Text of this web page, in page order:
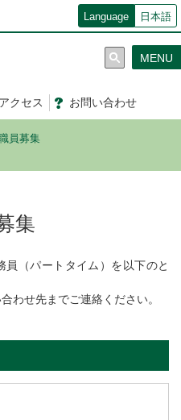
Language 日本語
アクセス お問い合わせ
MENU
員募集
集
（パートタイム）を以下のと
わせ先までご連絡ください。